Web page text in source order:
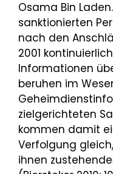
Osama Bin
sanktionierten
nach den
2001
Informationen
beruhen im
zielgerichteten
kommen damit
Verfolgung
ihnen